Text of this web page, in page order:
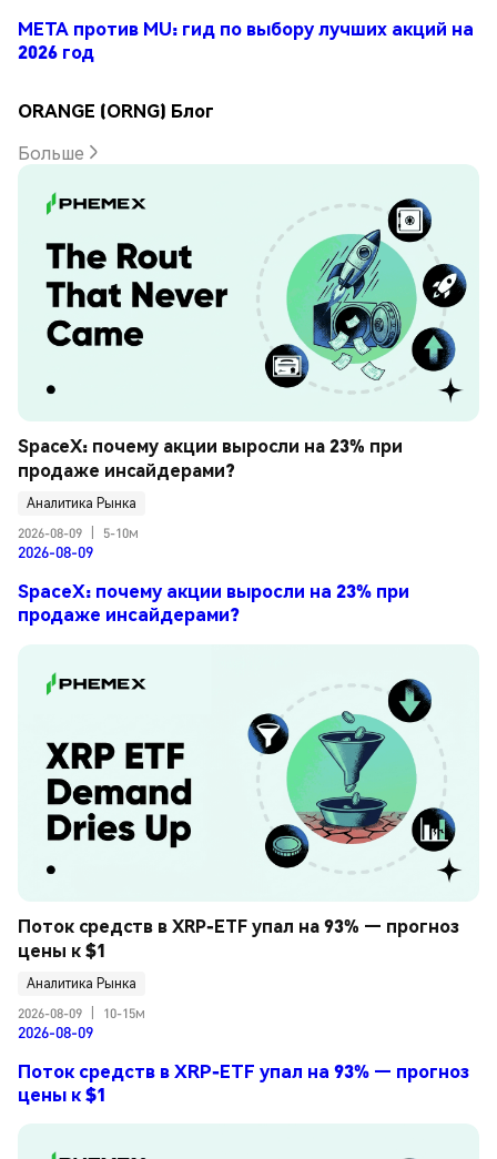
META против MU: гид по выбору лучших акций на
2026 год
ORANGE (ORNG) Блог
Больше
SpaceX: почему акции выросли на 23% при
продаже инсайдерами?
Аналитика Рынка
2026-08-09
5-10м
2026-08-09
SpaceX: почему акции выросли на 23% при
продаже инсайдерами?
Поток средств в XRP-ETF упал на 93% — прогноз
цены к $1
Аналитика Рынка
2026-08-09
10-15м
2026-08-09
Поток средств в XRP-ETF упал на 93% — прогноз
цены к $1